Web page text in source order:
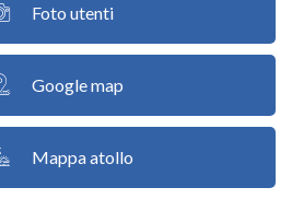
Foto utenti
Google map
Mappa atollo